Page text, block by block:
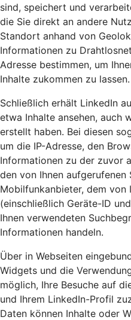
sind, speichert und
die Sie direkt an andere
Standort anhand von
Informationen zu
Adresse bestimmen, um
Inhalte zukommen zu lassen.
Schließlich erhält LinkedIn
etwa Inhalte ansehen, auch
erstellt haben. Bei diesen
um die IP-Adresse, den
Informationen zu der zuvor
den von Ihnen aufgerufenen
Mobilfunkanbieter, dem von
(einschließlich Geräte-ID
Ihnen verwendeten
Informationen handeln.
Über in Webseiten
Widgets und die
möglich, Ihre Besuche auf
und Ihrem LinkedIn-Profil
Daten können Inhalte oder